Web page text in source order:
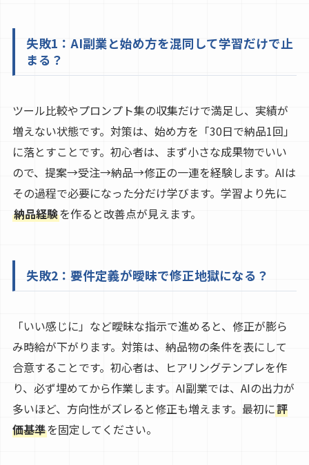
失敗1：AI副業と始め方を混同して学習だけで止
まる？
ツール比較やプロンプト集の収集だけで満足し、実績が
増えない状態です。対策は、始め方を「30日で納品1回」
に落とすことです。初心者は、まず小さな成果物でいい
ので、提案→受注→納品→修正の一連を経験します。AIは
その過程で必要になった分だけ学びます。学習より先に
納品経験を作ると改善点が見えます。
失敗2：要件定義が曖昧で修正地獄になる？
「いい感じに」など曖昧な指示で進めると、修正が膨ら
み時給が下がります。対策は、納品物の条件を表にして
合意することです。初心者は、ヒアリングテンプレを作
り、必ず埋めてから作業します。AI副業では、AIの出力が
多いほど、方向性がズレると修正も増えます。最初に評
価基準を固定してください。